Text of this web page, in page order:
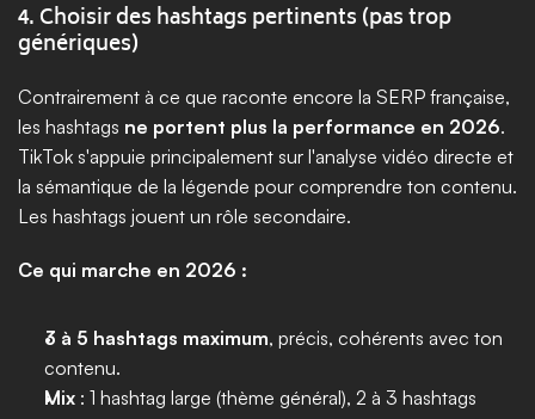
4. Choisir des hashtags pertinents (pas trop
génériques)
Contrairement à ce que raconte encore la SERP française,
les hashtags ne portent plus la performance en 2026.
TikTok s'appuie principalement sur l'analyse vidéo directe et
la sémantique de la légende pour comprendre ton contenu.
Les hashtags jouent un rôle secondaire.
Ce qui marche en 2026 :
3 à 5 hashtags maximum, précis, cohérents avec ton
contenu.
Mix : 1 hashtag large (thème général), 2 à 3 hashtags